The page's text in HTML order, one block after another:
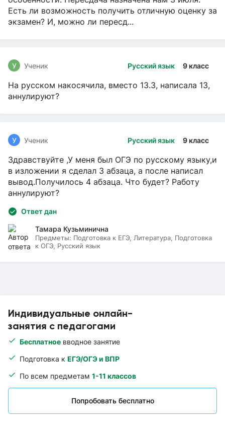
Индивидуальные онлайн-
занятия с педагогами
Бесплатное вводное занятие
Подготовка к ЕГЭ/ОГЭ и ВПР
По всем предметам 1-11 классов
Попробовать бесплатно
Есть ли возможность получить отличную оценку за
экзамен? И, можно ли пересд...
Русский язык 9 класс
У Ученик
На русском накосячила, вместо 13.3, написала 13,
аннулируют?
Русский язык 9 класс
У Ученик
Здравствуйте ,У меня был ОГЭ по русскому языку,и
в изложении я сделал 3 абзаца, а после написал
вывод.Получилось 4 абзаца. Что будет? Работу
аннулируют?
Ответ дан
Тамара Кузьминична
Предметы: Подготовка к ЕГЭ, Литература, Подготовка
к ОГЭ, Русский язык